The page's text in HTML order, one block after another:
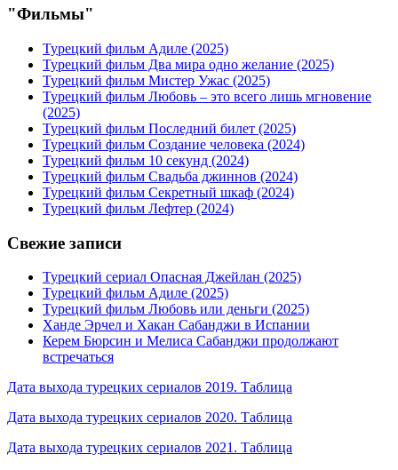
"Фильмы"
Турецкий фильм Адиле (2025)
Турецкий фильм Два мира одно желание (2025)
Турецкий фильм Мистер Ужас (2025)
Турецкий фильм Любовь – это всего лишь мгновение
(2025)
Турецкий фильм Последний билет (2025)
Турецкий фильм Создание человека (2024)
Турецкий фильм 10 секунд (2024)
Турецкий фильм Свадьба джиннов (2024)
Турецкий фильм Секретный шкаф (2024)
Турецкий фильм Лефтер (2024)
Свежие записи
Турецкий сериал Опасная Джейлан (2025)
Турецкий фильм Адиле (2025)
Турецкий фильм Любовь или деньги (2025)
Ханде Эрчел и Хакан Сабанджи в Испании
Керем Бюрсин и Мелиса Сабанджи продолжают
встречаться
Дата выхода турецких сериалов 2019. Таблица
Дата выхода турецких сериалов 2020. Таблица
Дата выхода турецких сериалов 2021. Таблица